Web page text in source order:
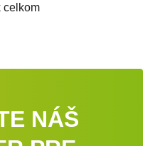
prvky výpisu
NÁŠ